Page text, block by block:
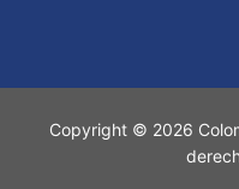
Copyright © 2026